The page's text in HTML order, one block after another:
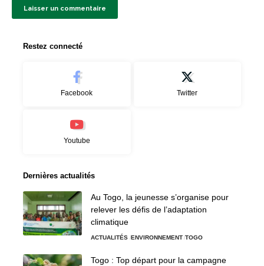
Restez connecté
Facebook Twitter
Youtube
Dernières actualités
Au Togo, la jeunesse s’organise pour
relever les défis de l’adaptation
climatique
ACTUALITÉS ENVIRONNEMENT TOGO
Togo : Top départ pour la campagne